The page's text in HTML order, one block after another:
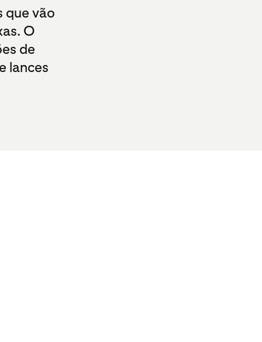
que vão
O
de
lances